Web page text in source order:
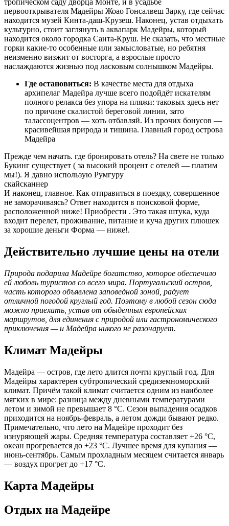
тропическом саду дворца Монте, и в усадьбе
первооткрывателя Мадейры Жоао Гонсалвеш Зарку, где сейчас
находится музей Кинта-даш-Крузеш. Наконец, устав отдыхать
культурно, стоит заглянуть в аквапарк Мадейры, который
находится около городка Санта-Круш. Не сказать, что местные
горки какие-то особенные или замысловатые, но ребятня
неизменно визжит от восторга, а взрослые просто
наслаждаются жизнью под ласковым солнышком Мадейры.
Где остановиться: В качестве места для отдыха
архипелаг Мадейра лучше всего подойдёт искателям
полного релакса без упора на пляжи: таковых здесь нет
по причине скалистой береговой линии, зато
талассоцентров — хоть отбавляй. Из прочих бонусов —
красивейшая природа и тишина. Главный город острова
Мадейра
Прежде чем начать. где бронировать отель? На свете не только
Букинг существует ( за высокий процент с отелей — платим
мы!). Я давно использую Румгуру
скайсканнер
И наконец, главное. Как отправиться в поездку, совершенное
не заморачиваясь? Ответ находится в поисковой форме,
расположенной ниже! Приобрести . Это такая штука, куда
входит перелет, проживание, питание и куча других плюшек
за хорошие деньги Форма — ниже!.
Действительно лучшие цены на отели
Природа подарила Мадейре богатство, которое обеспечило
ей любовь туристов со всего мира. Португальский остров,
часть которого объявлена заповедной зоной, радует
отличной погодой круглый год. Поэтому в любой сезон сюда
можно приехать, устав от обыденных европейских
маршрутов, для единения с природой или гастрономического
приключения — и Мадейра никого не разочарует.
Климат Мадейры
Мадейра — остров, где лето длится почти круглый год. Для
Мадейры характерен субтропический средиземноморский
климат. Причём такой климат считается одним из наиболее
мягких в мире: разница между дневными температурами
летом и зимой не превышает 8 °C. Сезон выпадения осадков
приходится на ноябрь-февраль, а летом дожди бывают редко.
Примечательно, что лето на Мадейре проходит без
изнуряющей жары. Средняя температура составляет +26 °C,
океан прогревается до +23 °C. Лучшее время для купания —
июнь-сентябрь. Самым прохладным месяцем считается январь
— воздух прогрет до +17 °C.
Карта Мадейры
Отдых на Мадейре